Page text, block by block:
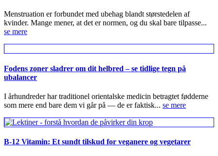
Menstruation er forbundet med ubehag blandt størstedelen af
kvinder. Mange mener, at det er normen, og du skal bare tilpasse...
se mere
Fodens zoner sladrer om dit helbred – se tidlige tegn på
ubalancer
I århundreder har traditionel orientalske medicin betragtet fødderne
som mere end bare dem vi går på — de er faktisk... se mere
B-12 Vitamin: Et sundt tilskud for veganere og vegetarer